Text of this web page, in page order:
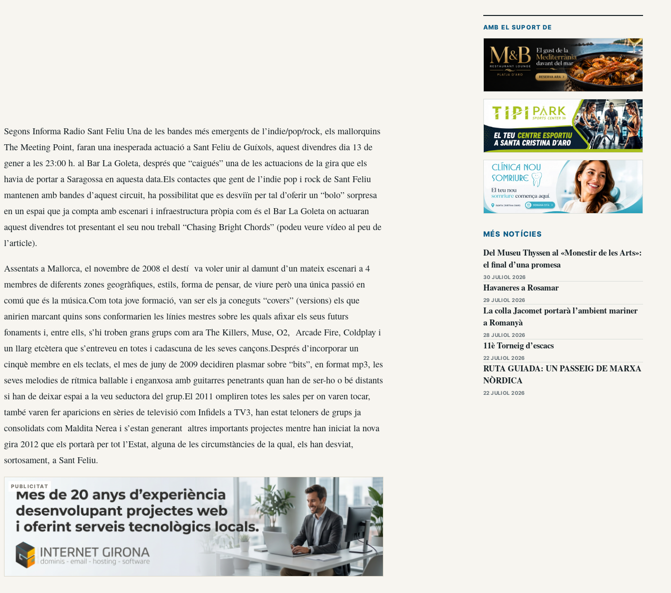
Segons Informa Radio Sant Feliu Una de les bandes més emergents de l’indie/pop/rock, els mallorquins
The Meeting Point, faran una inesperada actuació a Sant Feliu de Guíxols, aquest divendres dia 13 de
gener a les 23:00 h. al Bar La Goleta, després que “caigués” una de les actuacions de la gira que els
havia de portar a Saragossa en aquesta data.Els contactes que gent de l’indie pop i rock de Sant Feliu
mantenen amb bandes d’aquest circuit, ha possibilitat que es desviïn per tal d’oferir un “bolo” sorpresa
en un espai que ja compta amb escenari i infraestructura pròpia com és el Bar La Goleta on actuaran
aquest divendres tot presentant el seu nou treball “Chasing Bright Chords” (podeu veure vídeo al peu de
l’article).
Assentats a Mallorca, el novembre de 2008 el destí va voler unir al damunt d’un mateix escenari a 4
membres de diferents zones geogràfiques, estils, forma de pensar, de viure però una única passió en
comú que és la música.Com tota jove formació, van ser els ja coneguts “covers” (versions) els que
anirien marcant quins sons conformarien les línies mestres sobre les quals afixar els seus futurs
fonaments i, entre ells, s’hi troben grans grups com ara The Killers, Muse, O2, Arcade Fire, Coldplay i
un llarg etcètera que s’entreveu en totes i cadascuna de les seves cançons.Després d’incorporar un
cinquè membre en els teclats, el mes de juny de 2009 decidiren plasmar sobre “bits”, en format mp3, les
seves melodies de rítmica ballable i enganxosa amb guitarres penetrants quan han de ser-ho o bé distants
si han de deixar espai a la veu seductora del grup.El 2011 ompliren totes les sales per on varen tocar,
també varen fer aparicions en sèries de televisió com Infidels a TV3, han estat teloners de grups ja
consolidats com Maldita Nerea i s’estan generant altres importants projectes mentre han iniciat la nova
gira 2012 que els portarà per tot l’Estat, alguna de les circumstàncies de la qual, els han desviat,
sortosament, a Sant Feliu.
PUBLICITAT
AMB EL SUPORT DE
MÉS NOTÍCIES
Del Museu Thyssen al «Monestir de les Arts»:
el final d’una promesa
30 JULIOL 2026
Havaneres a Rosamar
29 JULIOL 2026
La colla Jacomet portarà l’ambient mariner
a Romanyà
28 JULIOL 2026
11è Torneig d’escacs
22 JULIOL 2026
RUTA GUIADA: UN PASSEIG DE MARXA
NÒRDICA
22 JULIOL 2026